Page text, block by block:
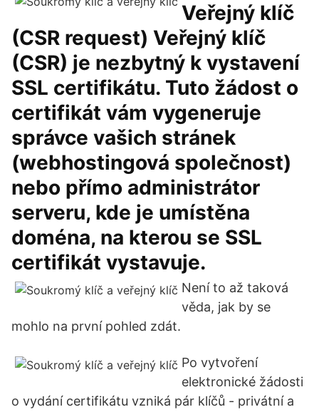
Veřejný klíč
(CSR request) Veřejný klíč
(CSR) je nezbytný k vystavení
SSL certifikátu. Tuto žádost o
certifikát vám vygeneruje
správce vašich stránek
(webhostingová společnost)
nebo přímo administrátor
serveru, kde je umístěna
doména, na kterou se SSL
certifikát vystavuje.
Není to až taková
věda, jak by se
mohlo na první pohled zdát.
Po vytvoření
elektronické žádosti
o vydání certifikátu vzniká pár klíčů - privátní a